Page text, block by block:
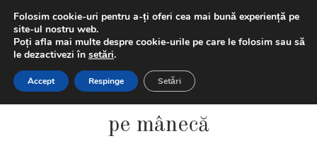
content
LIVRAREA GRATUITĂ | Ai -20% la prima comanda folosind
codul "BUNVENIT20" + Extra discount 5% la plățile cu cardul
Bluză CELEVRI cu buzunar
pe mânecă
Folosim cookie-uri pentru a-ți oferi cea mai bună experiență pe
site-ul nostru web.
Poți afla mai multe despre cookie-urile pe care le folosim sau să
le dezactivezi în setări.
Accept Respinge Setări